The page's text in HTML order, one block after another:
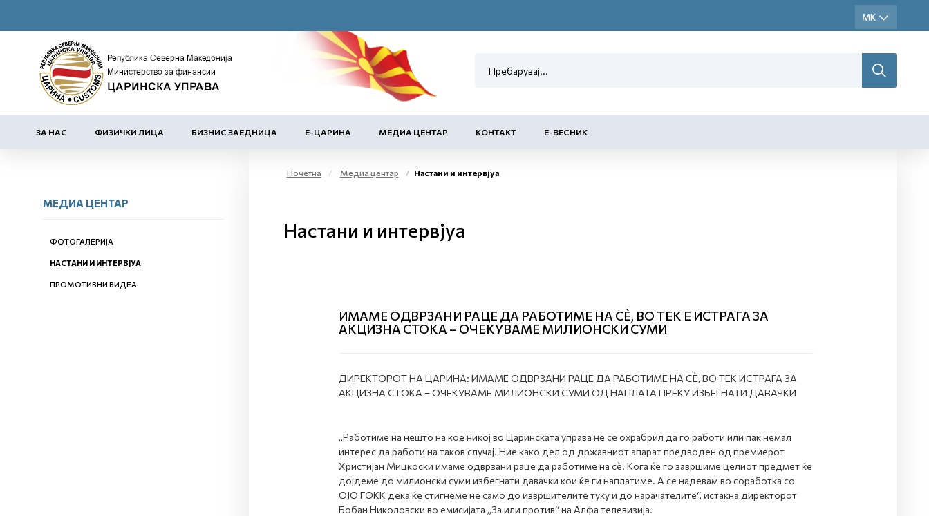
ЗА НАС ФИЗИЧКИ ЛИЦА БИЗНИС ЗАЕДНИЦА Е-ЦАРИНА МЕДИА ЦЕНТАР КОНТАКТ Е-ВЕСНИК
МЕДИА ЦЕНТАР
ФОТОГАЛЕРИЈА
НАСТАНИ И ИНТЕРВЈУА
ПРОМОТИВНИ ВИДЕА
Почетна Медиа центар Настани и интервјуа
Настани и интервјуа
ИМАМЕ ОДВРЗАНИ РАЦЕ ДА РАБОТИМЕ НА СÈ, ВО ТЕК Е ИСТРАГА ЗА
АКЦИЗНА СТОКА – ОЧЕКУВАМЕ МИЛИОНСКИ СУМИ
ДИРЕКТОРОТ НА ЦАРИНА: ИМАМЕ ОДВРЗАНИ РАЦЕ ДА РАБОТИМЕ НА СÈ, ВО ТЕК ИСТРАГА ЗА
АКЦИЗНА СТОКА – ОЧЕКУВАМЕ МИЛИОНСКИ СУМИ ОД НАПЛАТА ПРЕКУ ИЗБЕГНАТИ ДАВАЧКИ
„Работиме на нешто на кое никој во Царинската управа не се охрабрил да го работи или пак немал
интерес да работи на таков случај. Ние како дел од државниот апарат предводен од премиерот
Христијан Мицкоски имаме одврзани раце да работиме на сè. Кога ќе го завршиме целиот предмет ќе
дојдеме до милионски суми избегнати давачки кои ќе ги наплатиме. А се надевам во соработка со
ОЈО ГОКК дека ќе стигнеме не само до извршителите туку и до нарачателите“, истакна директорот
Бобан Николовски во емисијата „За или против“ на Алфа телевизија.